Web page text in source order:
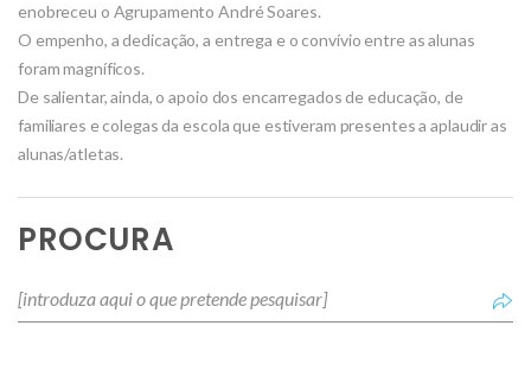
enobreceu o Agrupamento André Soares.
O empenho, a dedicação, a entrega e o convívio entre as alunas
foram magníficos.
De salientar, ainda, o apoio dos encarregados de educação, de
familiares e colegas da escola que estiveram presentes a aplaudir as
alunas/atletas.
PROCURA